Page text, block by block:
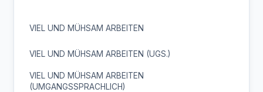
VIEL UND MÜHSAM ARBEITEN
VIEL UND MÜHSAM ARBEITEN (UGS.)
VIEL UND MÜHSAM ARBEITEN
(UMGANGSSPRACHLICH)